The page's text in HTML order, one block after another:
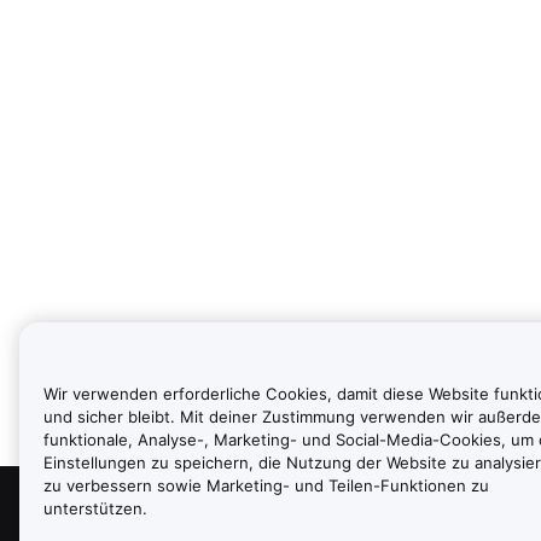
Über uns
Wir verwenden erforderliche Cookies, damit diese Website
und sicher bleibt. Mit deiner Zustimmung verwenden wir
funktionale, Analyse-, Marketing- und Social-Media-Cookies, um
Einstellungen zu speichern, die Nutzung der Website zu
zu verbessern sowie Marketing- und Teilen-Funktionen zu
unterstützen.